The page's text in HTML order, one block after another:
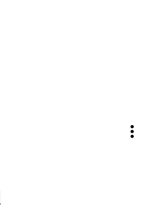
more_vert